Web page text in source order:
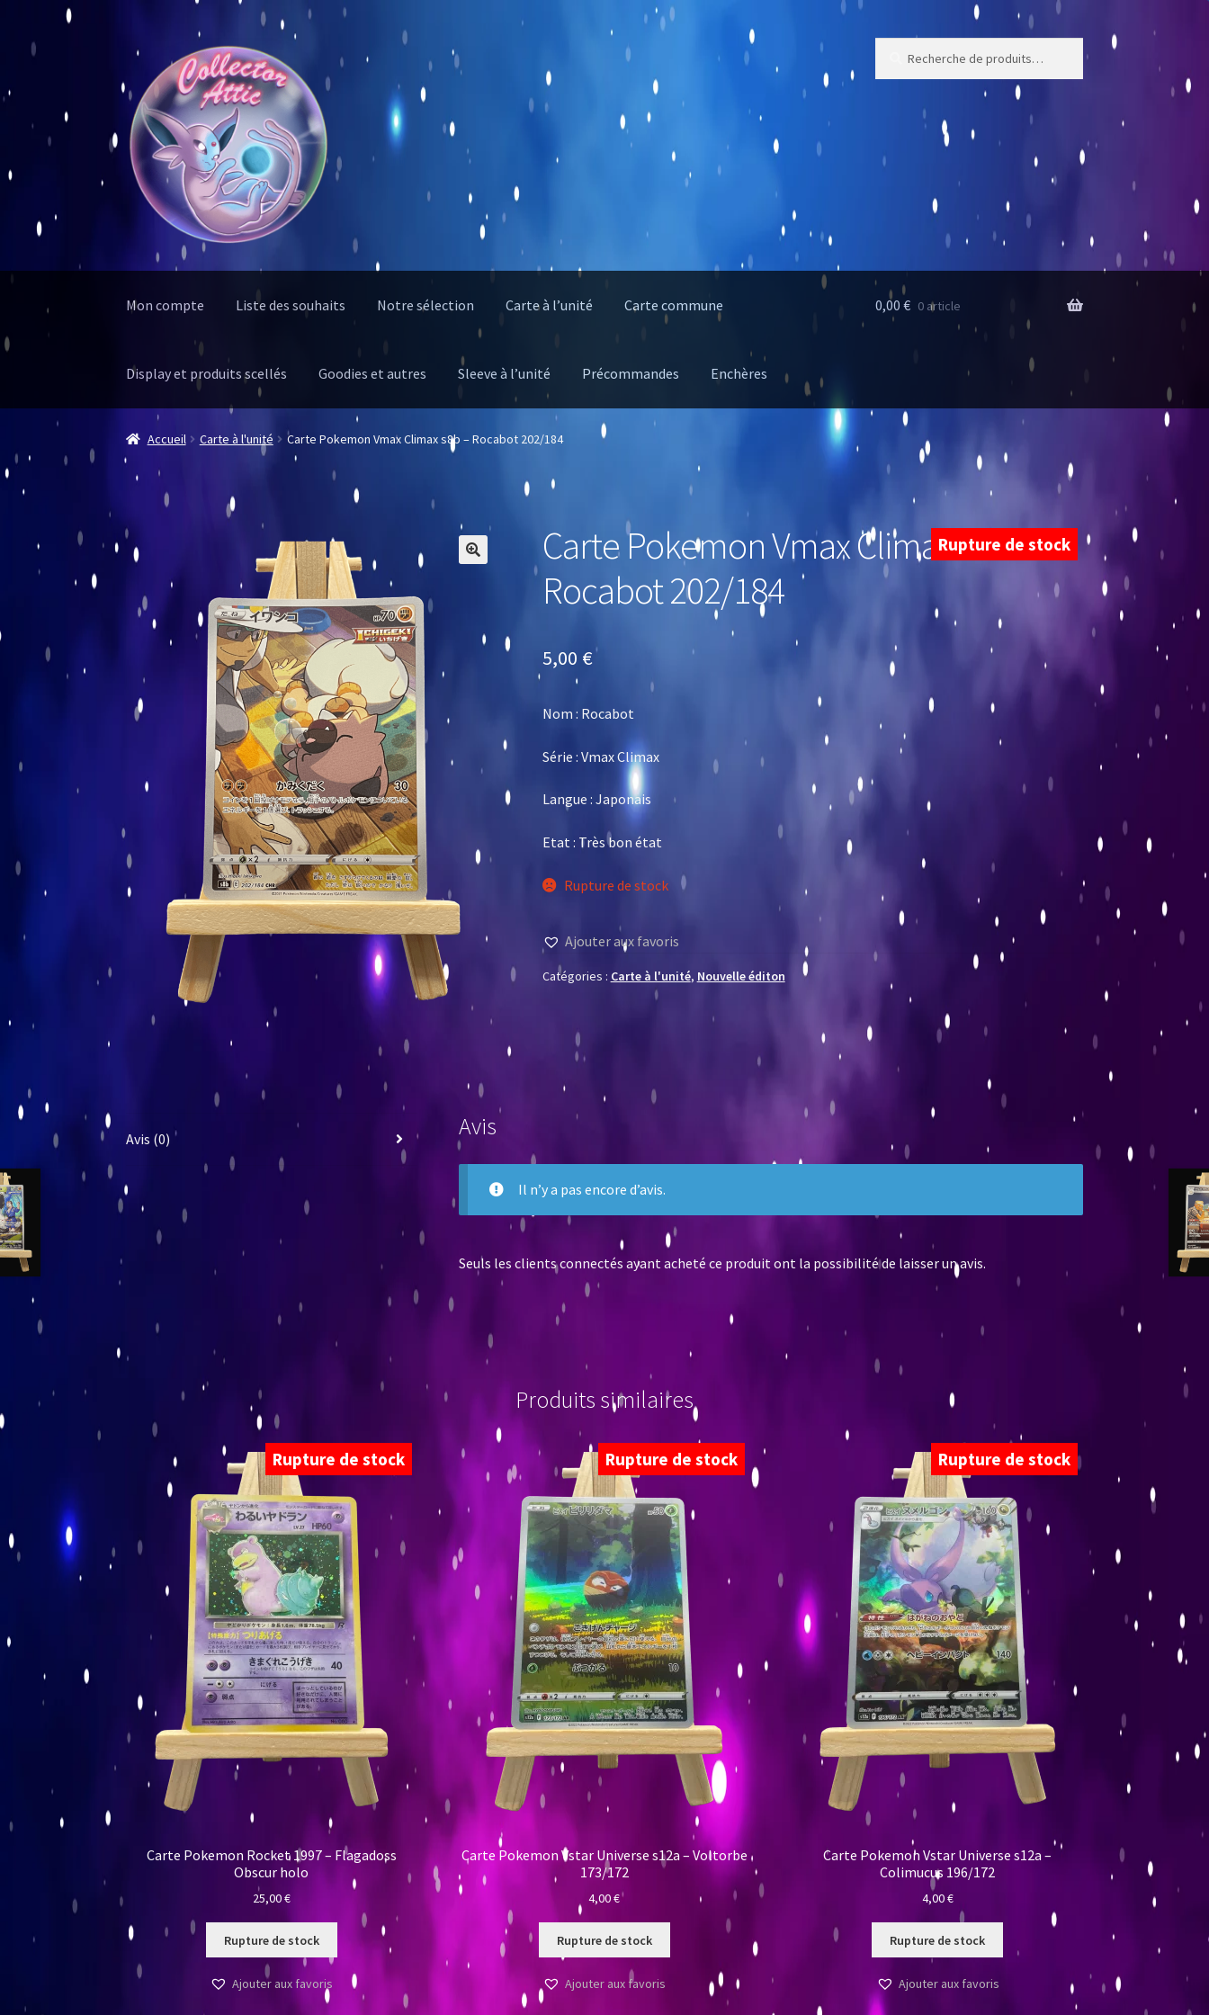
Aller
la
navigation
Aller
contenu
Mon compte Liste des souhaits Notre sélection Carte à l’unité Carte commune
Display et produits scellés Goodies et autres Sleeve à l’unité Précommandes Enchères
0,00 € 0 article
Accueil Carte à l'unité Carte Pokemon Vmax Climax s8b – Rocabot 202/184
Carte Pokemon Vmax Climax s8b –
Rocabot 202/184
5,00 €
Rupture de stock
Nom : Rocabot
Série : Vmax Climax
Langue : Japonais
Etat : Très bon état
Rupture de stock
Ajouter aux favoris
Catégories : Carte à l'unité, Nouvelle éditon
Avis (0) Avis
Il n’y a pas encore d’avis.
Seuls les clients connectés ayant acheté ce produit ont la possibilité de laisser un avis.
Produits similaires
Rupture de stock
Carte Pokemon Rocket 1997 – Flagadoss
Obscur holo
25,00€
Rupture de stock
Ajouter aux favoris
Rupture de stock
Carte Pokemon Vstar Universe s12a – Voltorbe
173/172
4,00€
Rupture de stock
Ajouter aux favoris
Rupture de stock
Carte Pokemon Vstar Universe s12a –
Colimucus 196/172
4,00€
Rupture de stock
Ajouter aux favoris